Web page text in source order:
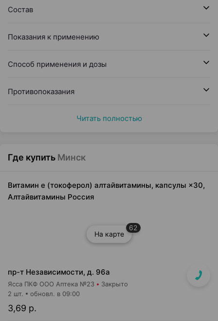
Состав
Показания к применению
Способ применения и дозы
Противопоказания
Читать полностью
Где купить Минск
Витамин е (токоферол) алтайвитамины, капсулы ×30,
Алтайвитамины Россия
На карте
62
пр-т Независимости, д. 96а
Ясса ПКФ ООО Аптека №23 Закрыто
3,69 р.
2 шт. обновл. в 09:00